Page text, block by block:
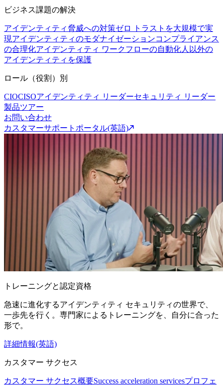
ビジネス課題の解決
アイデンティティ脅威への対策ゼロ トラストを大規模で実
現アイデンティティのモダナイゼーションコンプライアンス
の合理化アイデンティティ ワークフローの自動化人以外の
アイデンティティを保護
ロール（役割）別
CIOCISOアイデンティティ リーダーセキュリティ リーダー
製品ツアー
お問い合わせ
カスタマーサポートポータル(英語)
トレーニングと認定資格
急速に進化するアイデンティティ セキュリティの世界で、
一歩先を行く。専門家によるトレーニングを、自分に合った
形で。
詳細情報(英語)
カスタマー サクセス
カスタマー サクセス概要Success acceleration servicesプロフェ